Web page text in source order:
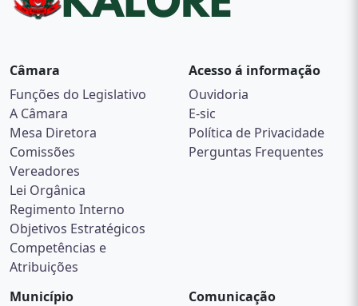
Câmara
Funções do Legislativo
A Câmara
Mesa Diretora
Comissões
Vereadores
Lei Orgânica
Regimento Interno
Objetivos Estratégicos
Competências e
Atribuições
Acesso á informação
Ouvidoria
E-sic
Política de Privacidade
Perguntas Frequentes
Município
Comunicação